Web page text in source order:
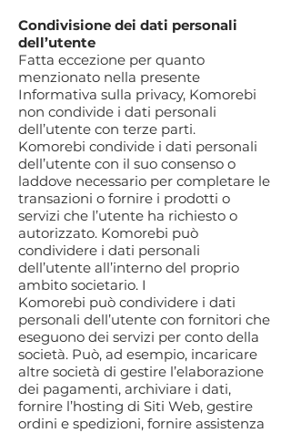
Condivisione dei dati personali
dell’utente
Fatta eccezione per quanto
menzionato nella presente
Informativa sulla privacy, Komorebi
non condivide i dati personali
dell’utente con terze parti.
Komorebi condivide i dati personali
dell’utente con il suo consenso o
laddove necessario per completare le
transazioni o fornire i prodotti o
servizi che l’utente ha richiesto o
autorizzato. Komorebi può
condividere i dati personali
dell’utente all’interno del proprio
ambito societario. I
Komorebi può condividere i dati
personali dell’utente con fornitori che
eseguono dei servizi per conto della
società. Può, ad esempio, incaricare
altre società di gestire l’elaborazione
dei pagamenti, archiviare i dati,
fornire l’hosting di Siti Web, gestire
ordini e spedizioni, fornire assistenza